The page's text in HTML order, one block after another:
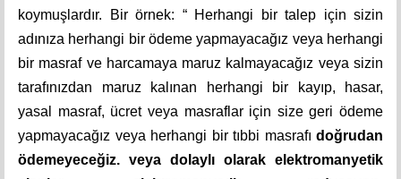
koymuşlardır. Bir örnek: “ Herhangi bir talep için sizin
adınıza herhangi bir ödeme yapmayacağız veya herhangi
bir masraf ve harcamaya maruz kalmayacağız veya sizin
tarafınızdan maruz kalınan herhangi bir kayıp, hasar,
yasal masraf, ücret veya masraflar için size geri ödeme
yapmayacağız veya herhangi bir tıbbi masrafı doğrudan
ödemeyeceğiz. veya dolaylı olarak elektromanyetik